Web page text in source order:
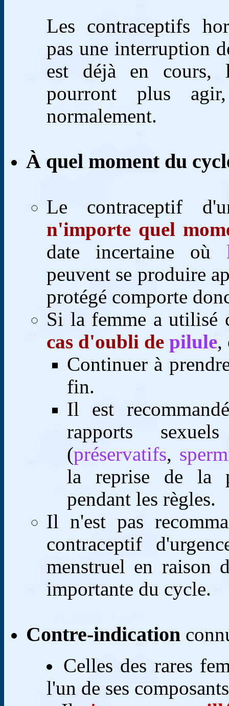
Les contraceptifs
pas une interruption
est déjà en cours,
pourront plus
normalement.
À quel moment du
Le contraceptif
n'importe quel
date incertaine où
peuvent se produire
protégé comporte
Si la femme a utilisé
cas d'oubli de pilule,
Continuer à
fin.
Il est
rapports
(préservatifs,
la reprise de la
pendant les règles.
Il n'est pas
contraceptif
menstruel en raison
importante du cycle.
Contre-indication
Celles des rares
l'un de ses